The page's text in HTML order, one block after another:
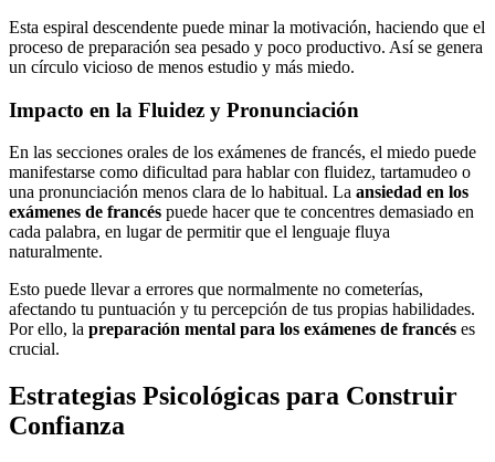
Esta espiral descendente puede minar la motivación, haciendo que el
proceso de preparación sea pesado y poco productivo. Así se genera
un círculo vicioso de menos estudio y más miedo.
Impacto en la Fluidez y Pronunciación
En las secciones orales de los exámenes de francés, el miedo puede
manifestarse como dificultad para hablar con fluidez, tartamudeo o
una pronunciación menos clara de lo habitual. La ansiedad en los
exámenes de francés puede hacer que te concentres demasiado en
cada palabra, en lugar de permitir que el lenguaje fluya
naturalmente.
Esto puede llevar a errores que normalmente no cometerías,
afectando tu puntuación y tu percepción de tus propias habilidades.
Por ello, la preparación mental para los exámenes de francés es
crucial.
Estrategias Psicológicas para Construir
Confianza